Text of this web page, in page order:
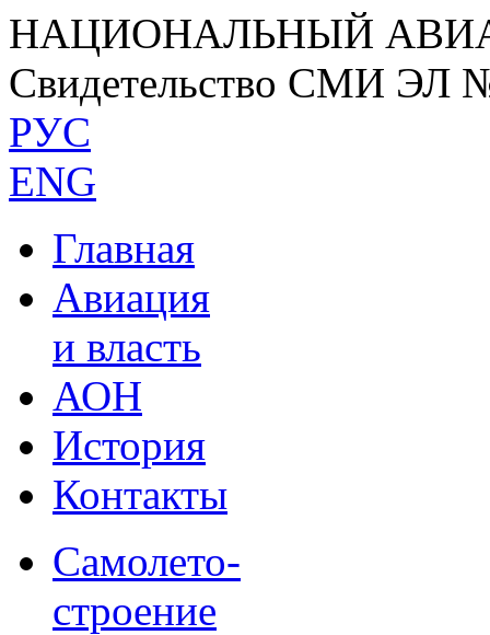
НАЦИОНАЛЬНЫЙ
Свидетельство СМИ ЭЛ
РУС
ENG
Главная
Авиация
и власть
АОН
История
Контакты
Самолето-
строение